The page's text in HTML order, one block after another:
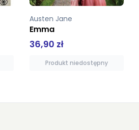
Austen Jane
Emma
36,90 zł
Produkt niedostępny